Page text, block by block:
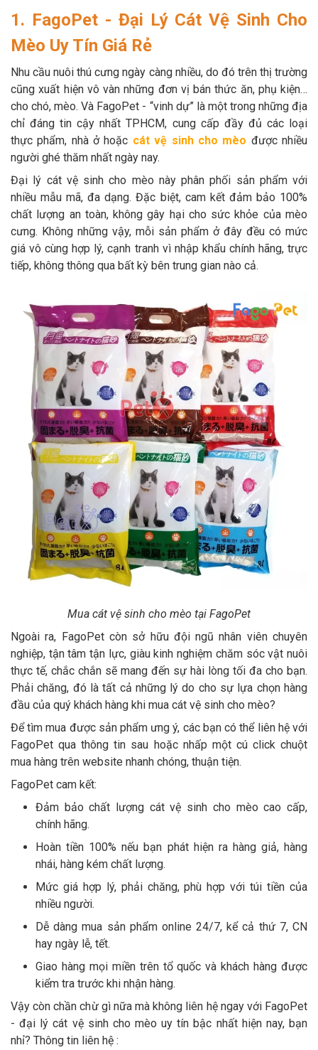
Thông tin về khách sạn,
spa cho thú cưng
Thông tin về chó
Thông tin về mèo
CHÍNH SÁCH
Chính sách mua hàng Chính sách vận chuyển
Chính sách bảo mật
Chính sách đổi trả
LIÊN HỆ
0929894774
1. FagoPet - Đại Lý Cát Vệ Sinh Cho
Mèo Uy Tín Giá Rẻ
Nhu cầu nuôi thú cưng ngày càng nhiều, do đó trên thị trường
cũng xuất hiện vô vàn những đơn vị bán thức ăn, phụ kiện…
cho chó, mèo. Và FagoPet - “vinh dự” là một trong những địa
chỉ đáng tin cậy nhất TPHCM, cung cấp đầy đủ các loại
thực phẩm, nhà ở hoặc cát vệ sinh cho mèo được nhiều
người ghé thăm nhất ngày nay.
Đại lý cát vệ sinh cho mèo này phân phối sản phẩm với
nhiều mẫu mã, đa dạng. Đặc biệt, cam kết đảm bảo 100%
chất lượng an toàn, không gây hại cho sức khỏe của mèo
cưng. Không những vậy, mỗi sản phẩm ở đây đều có mức
giá vô cùng hợp lý, cạnh tranh vì nhập khẩu chính hãng, trực
tiếp, không thông qua bất kỳ bên trung gian nào cả.
Mua cát vệ sinh cho mèo tại FagoPet
Ngoài ra, FagoPet còn sở hữu đội ngũ nhân viên chuyên
nghiệp, tận tâm tận lực, giàu kinh nghiệm chăm sóc vật nuôi
thực tế, chắc chắn sẽ mang đến sự hài lòng tối đa cho bạn.
Phải chăng, đó là tất cả những lý do cho sự lựa chọn hàng
đầu của quý khách hàng khi mua cát vệ sinh cho mèo?
Để tìm mua được sản phẩm ưng ý, các bạn có thể liên hệ với
FagoPet qua thông tin sau hoặc nhấp một cú click chuột
mua hàng trên website nhanh chóng, thuận tiện.
FagoPet cam kết:
Đảm bảo chất lượng cát vệ sinh cho mèo cao cấp,
chính hãng.
Hoàn tiền 100% nếu bạn phát hiện ra hàng giả, hàng
nhái, hàng kém chất lượng.
Mức giá hợp lý, phải chăng, phù hợp với túi tiền của
nhiều người.
Dễ dàng mua sản phẩm online 24/7, kể cả thứ 7, CN
hay ngày lễ, tết.
Giao hàng mọi miền trên tổ quốc và khách hàng được
kiểm tra trước khi nhận hàng.
Vậy còn chần chừ gì nữa mà không liên hệ ngay với FagoPet
- đại lý cát vệ sinh cho mèo uy tín bậc nhất hiện nay, bạn
nhỉ? Thông tin liên hệ :